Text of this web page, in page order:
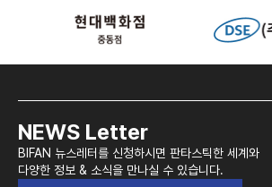
NEWS Letter
BIFAN 뉴스레터를 신청하시면 판타스틱한 세계와
다양한 정보 & 소식을 만나실 수 있습니다.